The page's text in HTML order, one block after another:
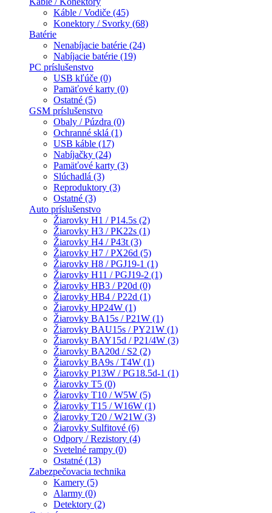
Káble / Vodiče (45)
Konektory / Svorky (68)
Batérie
Nenabíjacie batérie (24)
Nabíjacie batérie (19)
PC príslušenstvo
USB kľúče (0)
Pamäťové karty (0)
Ostatné (5)
GSM príslušenstvo
Obaly / Púzdra (0)
Ochranné sklá (1)
USB káble (17)
Nabíjačky (24)
Pamäťové karty (3)
Slúchadlá (3)
Reproduktory (3)
Ostatné (3)
Auto príslušenstvo
Žiarovky H1 / P14.5s (2)
Žiarovky H3 / PK22s (1)
Žiarovky H4 / P43t (3)
Žiarovky H7 / PX26d (5)
Žiarovky H8 / PGJ19-1 (1)
Žiarovky H11 / PGJ19-2 (1)
Žiarovky HB3 / P20d (0)
Žiarovky HB4 / P22d (1)
Žiarovky HP24W (1)
Žiarovky BA15s / P21W (1)
Žiarovky BAU15s / PY21W (1)
Žiarovky BAY15d / P21/4W (3)
Žiarovky BA20d / S2 (2)
Žiarovky BA9s / T4W (1)
Žiarovky P13W / PG18.5d-1 (1)
Žiarovky T5 (0)
Žiarovky T10 / W5W (5)
Žiarovky T15 / W16W (1)
Žiarovky T20 / W21W (3)
Žiarovky Sulfitové (6)
Odpory / Rezistory (4)
Svetelné rampy (0)
Ostatné (13)
Zabezpečovacia technika
Kamery (5)
Alarmy (0)
Detektory (2)